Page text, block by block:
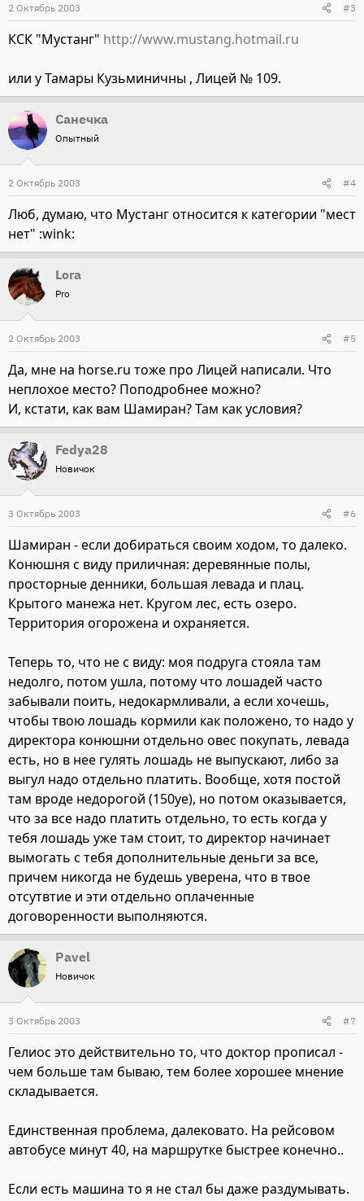
2 Октябрь 2003 #3
КСК "Мустанг" http://www.mustang.hotmail.ru
или у Тамары Кузьминичны , Лицей № 109.
Санечка
Опытный
2 Октябрь 2003 #4
Люб, думаю, что Мустанг относится к категории "мест
нет" :wink:
Lora
Pro
2 Октябрь 2003 #5
Да, мне на horse.ru тоже про Лицей написали. Что
неплохое место? Поподробнее можно?
И, кстати, как вам Шамиран? Там как условия?
Fedya28
Новичок
3 Октябрь 2003 #6
Шамиран - если добираться своим ходом, то далеко.
Конюшня с виду приличная: деревянные полы,
просторные денники, большая левада и плац.
Крытого манежа нет. Кругом лес, есть озеро.
Территория огорожена и охраняется.
Теперь то, что не с виду: моя подруга стояла там
недолго, потом ушла, потому что лошадей часто
забывали поить, недокармливали, а если хочешь,
чтобы твою лошадь кормили как положено, то надо у
директора конюшни отдельно овес покупать, левада
есть, но в нее гулять лошадь не выпускают, либо за
выгул надо отдельно платить. Вообще, хотя постой
там вроде недорогой (150уе), но потом оказывается,
что за все надо платить отдельно, то есть когда у
тебя лошадь уже там стоит, то директор начинает
вымогать с тебя дополнительные деньги за все,
причем никогда не будешь уверена, что в твое
отсутвтие и эти отдельно оплаченные
договоренности выполняются.
Pavel
Новичок
3 Октябрь 2003 #7
Гелиос это действительно то, что доктор прописал -
чем больше там бываю, тем более хорошее мнение
складывается.
Единственная проблема, далековато. На рейсовом
автобусе минут 40, на маршрутке быстрее конечно..
Если есть машина то я не стал бы даже раздумывать.